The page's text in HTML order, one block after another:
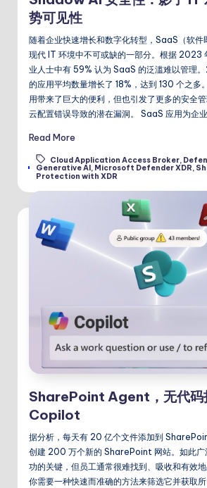
势可见性
随着企业快速增长和数字化转型，SaaS（软件
现代 IT 环境中不可或缺的一部分。根据 2023
业人士中有 59% 认为 SaaS 的泛滥难以管理
的应用平均数量增长了 18%，达到 130 个之多
用带来了巨大的便利，但也引发了更多的安全
云配置错误导致的潜在漏洞。 SaaS 应用为企
Read More
Tags:
Cloud Application Access Broker,
Generative AI , Microsoft Defender XDR,
Protection with XDR
SharePoint Agent，无代码
Copilot
据分析，每天有 20 亿个文件添加到
创建 200 万个新的 SharePoint 网站。如此广
功的关键，但员工通常很难找到、吸收和有效地
你需要一种快速而准确的方法来筛选它并获取所